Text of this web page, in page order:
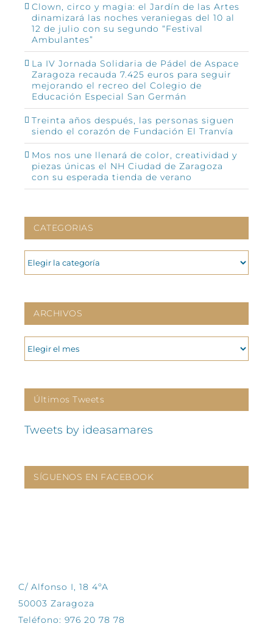
Clown, circo y magia: el Jardín de las Artes
dinamizará las noches veraniegas del 10 al
12 de julio con su segundo “Festival
Ambulantes”
La IV Jornada Solidaria de Pádel de Aspace
Zaragoza recauda 7.425 euros para seguir
mejorando el recreo del Colegio de
Educación Especial San Germán
Treinta años después, las personas siguen
siendo el corazón de Fundación El Tranvía
Mos nos une llenará de color, creatividad y
piezas únicas el NH Ciudad de Zaragoza
con su esperada tienda de verano
CATEGORIAS
CATEGORIAS
ARCHIVOS
ARCHIVOS
Últimos Tweets
Tweets by ideasamares
SÍGUENOS EN FACEBOOK
C/ Alfonso I, 18 4ºA
50003 Zaragoza
Teléfono: 976 20 78 78